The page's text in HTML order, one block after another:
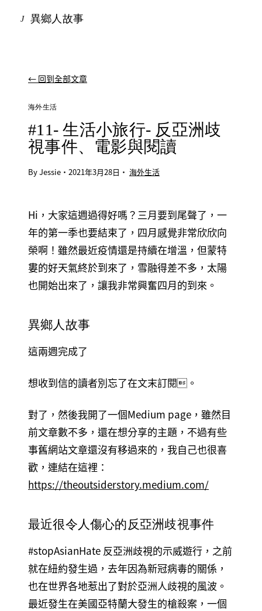
J 異鄉人故事
← 回到全部文章
海外生活
#11- 生活小旅行- 反亞洲歧
視事件、電影與閱讀
By Jessie · 2021年3月28日 · 海外生活
Hi，大家這週過得好嗎？三月要到尾聲了，一
年的第一季也要結束了，四月感覺非常欣欣向
榮啊！雖然最近疫情還是持續在增溫，但蒙特
婁的好天氣終於到來了，雪融得差不多，太陽
也開始出來了，讓我非常興奮四月的到來。
異鄉人故事
這兩週完成了
想收到信的讀者別忘了在文末訂閱。
對了，然後我開了一個Medium page，雖然目
前文章數不多，還在想分享的主題，不過有些
事舊網站文章還沒有移過來的，我自己也很喜
歡，連結在這裡：
https://theoutsiderstory.medium.com/
最近很令人傷心的反亞洲歧視事件
#stopAsianHate 反亞洲歧視的示威遊行，之前
就在紐約發生過，去年因為新冠病毒的關係，
也在世界各地惹出了對於亞洲人歧視的風波。
最近發生在美國亞特蘭大發生的槍殺案，一個